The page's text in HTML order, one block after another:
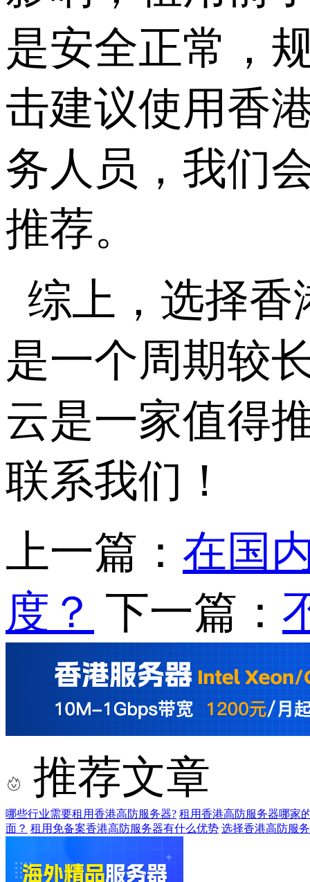
是安全正常，
击建议使用香
务人员，我们
推荐。
综上，选择香
是一个周期较
云是一家值得
联系我们！
上一篇： 在国
度？ 下一篇：
推荐文章
哪些行业需要租用香港高防服务器? 租用香港高防服务器哪家
面？ 租用免备案香港高防服务器有什么优势 选择香港高防服